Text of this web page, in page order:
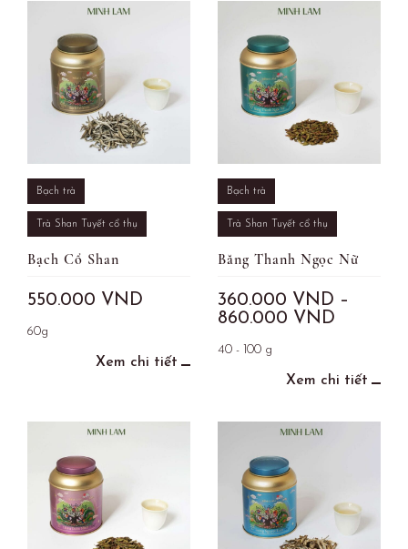
Bạch trà
Trà Shan Tuyết cổ thụ
Bạch Cổ Shan
550.000 VND
60g
Xem chi tiết
Bạch trà
Trà Shan Tuyết cổ thụ
Băng Thanh Ngọc Nữ
360.000 VND –
860.000 VND
40 - 100 g
Xem chi tiết